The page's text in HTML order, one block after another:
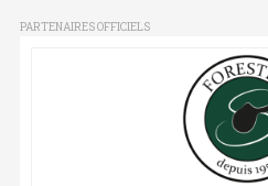
PARTENAIRES OFFICIELS